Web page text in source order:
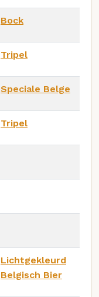
Bock
Tripel
Speciale Belge
Tripel
Lichtgekleurd
Belgisch Bier